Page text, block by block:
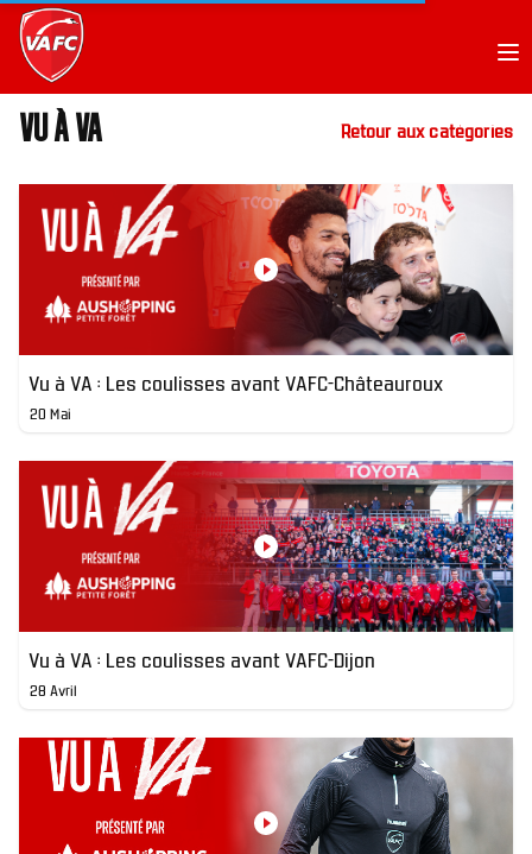
Vu à VA Retour aux catégories
Vu à VA : Les coulisses avant VAFC-Châteauroux
20 Mai
Vu à VA : Les coulisses avant VAFC-Dijon
28 Avril